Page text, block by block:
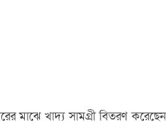
মাঝে খাদ্য সামগ্রী বিতরণ করেছেন